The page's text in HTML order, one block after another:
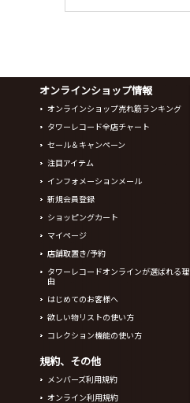
オンラインショップ情報
オンラインショップ売れ筋ランキング
タワーレコード全店チャート
セール＆キャンペーン
注目アイテム
インフォメーションメール
新規会員登録
ショッピングカート
マイページ
店舗取置き/予約
タワーレコードオンラインが選ばれる理
由
はじめてのお客様へ
欲しい物リストの使い方
コレクション機能の使い方
規約、その他
メンバーズ利用規約
オンライン利用規約